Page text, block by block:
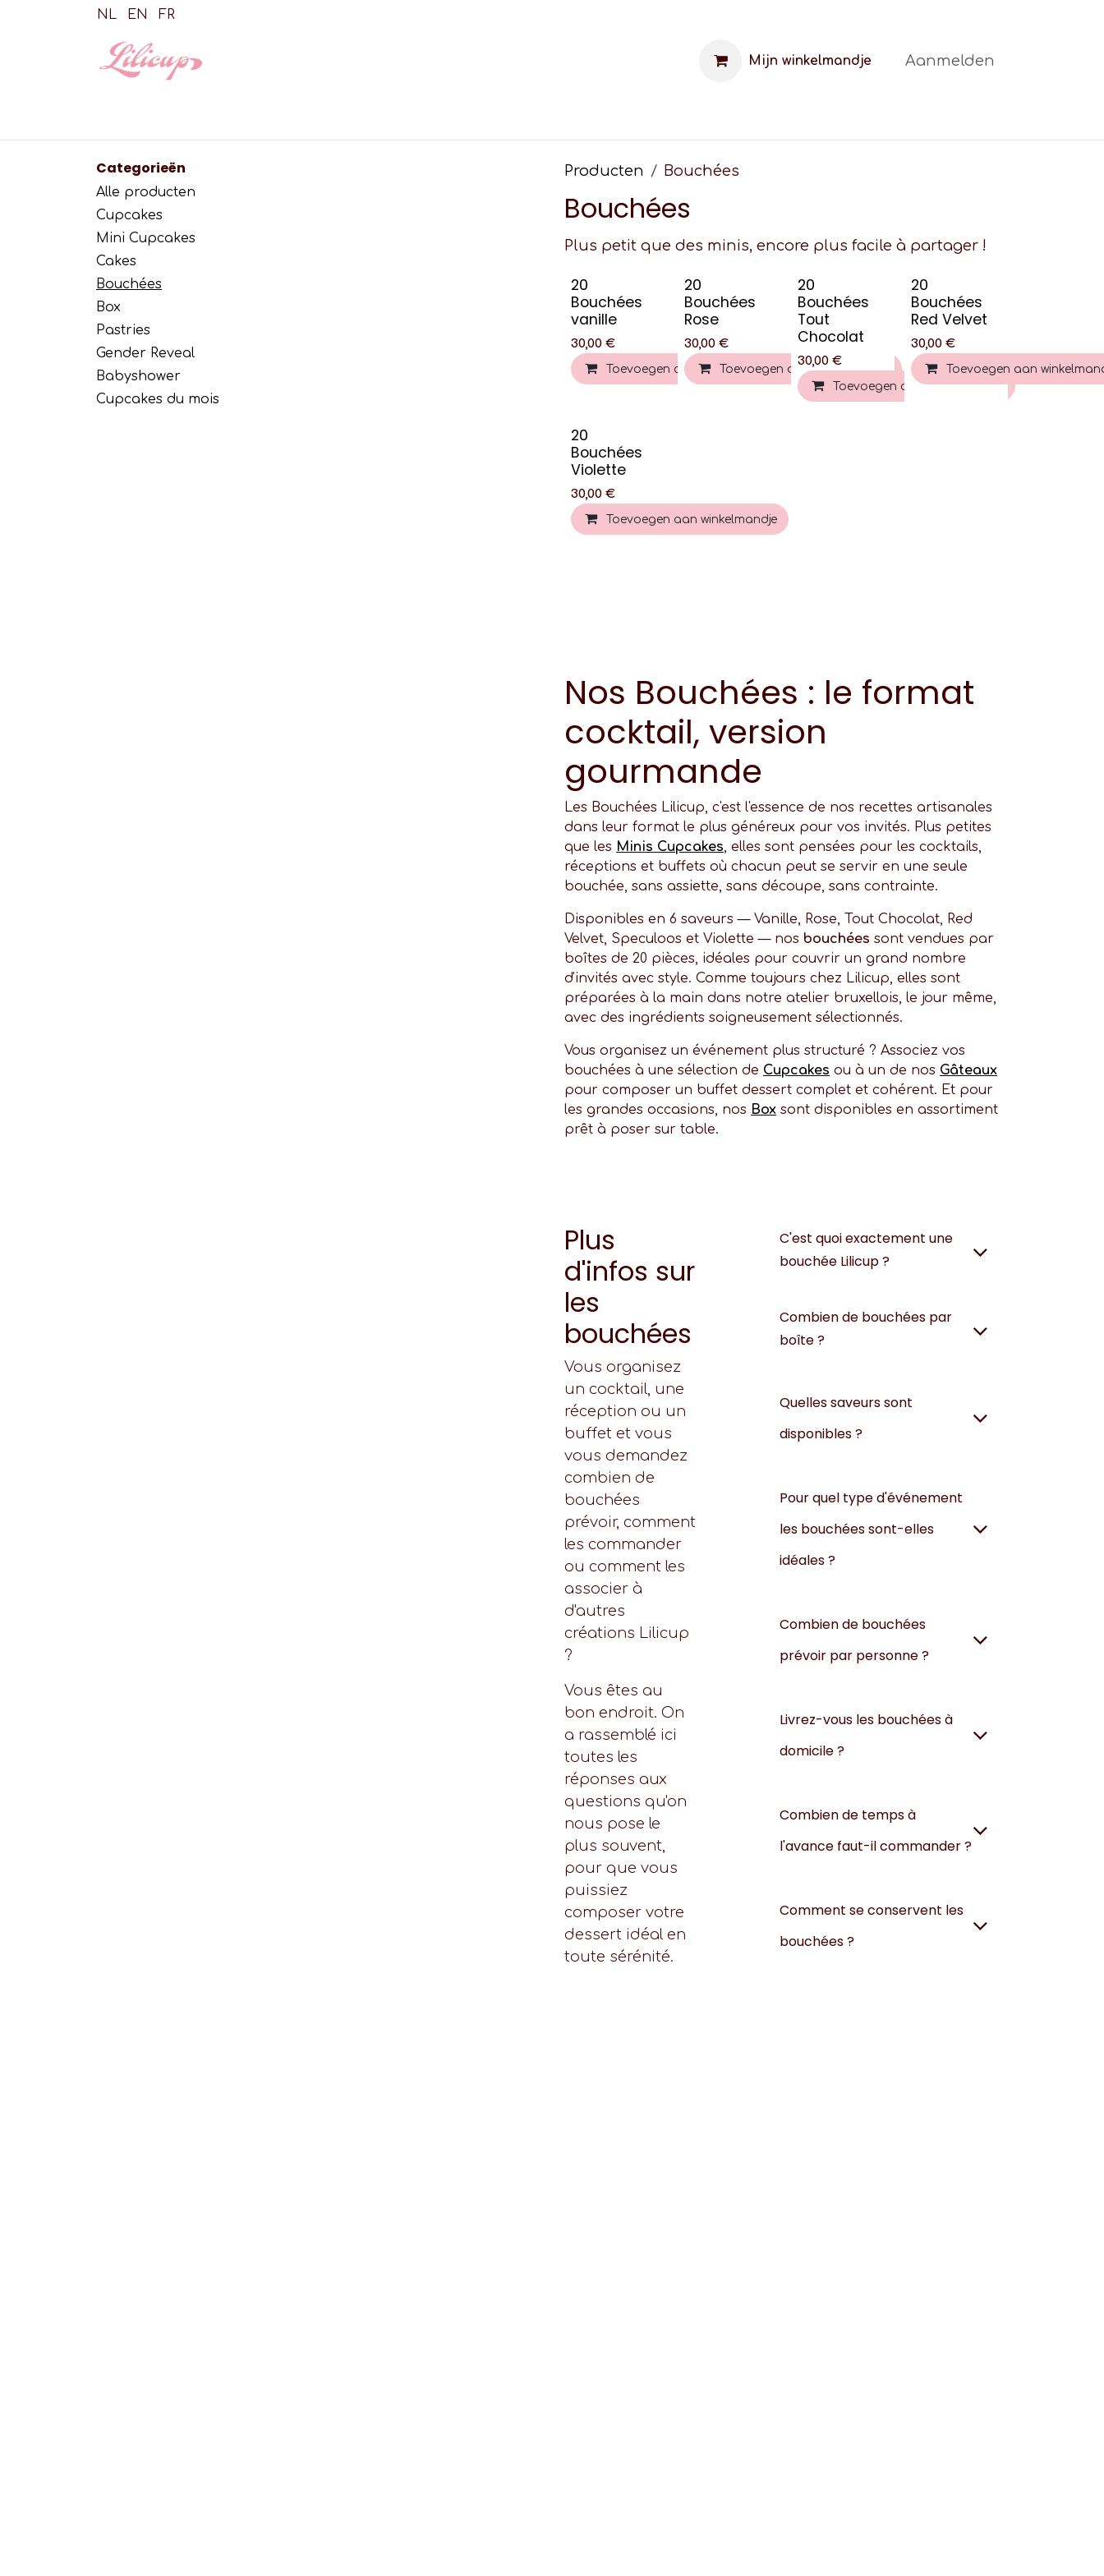
Overslaan naar inhoud
NL EN FR
Mijn winkelmandje Aanmelden
Categorieën
Alle producten
Cupcakes
Mini Cupcakes
Cakes
Bouchées
Box
Pastries
Gender Reveal
Babyshower
Cupcakes du mois
Producten Bouchées
Bouchées
Plus petit que des minis, encore plus facile à partager !
20
Bouchées
vanille
30,00 €
Toevoegen aan winkelmandje
20
Bouchées
Rose
30,00 €
Toevoegen aan winkelmandje
20
Bouchées
Tout
Chocolat
30,00 €
Toevoegen aan winkelmandje
20
Bouchées
Red Velvet
30,00 €
Toevoegen aan
20
Bouchées
Violette
30,00 €
Toevoegen aan winkelmandje
Nos Bouchées : le format
cocktail, version
gourmande
Les Bouchées Lilicup, c'est l'essence de nos recettes artisanales
dans leur format le plus généreux pour vos invités. Plus petites
que les Minis Cupcakes, elles sont pensées pour les cocktails,
réceptions et buffets où chacun peut se servir en une seule
bouchée, sans assiette, sans découpe, sans contrainte.
Disponibles en 6 saveurs — Vanille, Rose, Tout Chocolat, Red
Velvet, Speculoos et Violette — nos bouchées sont vendues par
boîtes de 20 pièces, idéales pour couvrir un grand nombre
d'invités avec style. Comme toujours chez Lilicup, elles sont
préparées à la main dans notre atelier bruxellois, le jour même,
avec des ingrédients soigneusement sélectionnés.
Vous organisez un événement plus structuré ? Associez vos
bouchées à une sélection de Cupcakes ou à un de nos Gâteaux
pour composer un buffet dessert complet et cohérent. Et pour
les grandes occasions, nos Box sont disponibles en assortiment
prêt à poser sur table.
Plus
d'infos sur
les
bouchées
Vous organisez
un cocktail, une
réception ou un
buffet et vous
vous demandez
combien de
bouchées
prévoir, comment
les commander
ou comment les
associer à
d'autres
créations Lilicup
?
Vous êtes au
bon endroit. On
a rassemblé ici
toutes les
réponses aux
questions qu'on
nous pose le
plus souvent,
pour que vous
puissiez
composer votre
dessert idéal en
toute sérénité.
C'est quoi exactement une
bouchée Lilicup ?
Combien de bouchées par
boîte ?
Quelles saveurs sont
disponibles ?
Pour quel type d'événement
les bouchées sont-elles
idéales ?
Combien de bouchées
prévoir par personne ?
Livrez-vous les bouchées à
domicile ?
Combien de temps à
l'avance faut-il commander ?
Comment se conservent les
bouchées ?